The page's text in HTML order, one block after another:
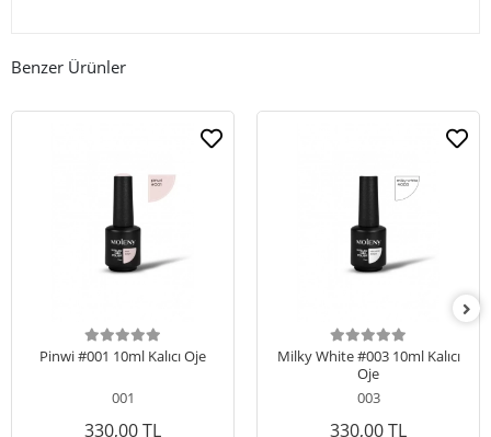
Benzer Ürünler
Pinwi #001 10ml Kalıcı Oje
001
330,00 TL
Milky White #003 10ml Kalıcı
Oje
003
330,00 TL